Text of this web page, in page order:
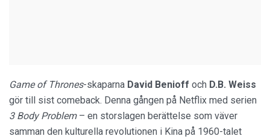
Game of Thrones-skaparna David Benioff och D.B. Weiss
gör till sist comeback. Denna gången på Netflix med serien
3 Body Problem– en storslagen berättelse som väver
samman den kulturella revolutionen i Kina på 1960-talet